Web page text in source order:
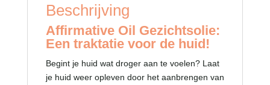
Beschrijving
Affirmative Oil Gezichtsolie:
Een traktatie voor de huid!
Begint je huid wat droger aan te voelen? Laat
je huid weer opleven door het aanbrengen van